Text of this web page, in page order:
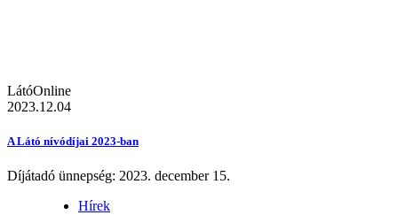
LátóOnline
2023.12.04
A Látó nívódíjai 2023-ban
Díjátadó ünnepség: 2023. december 15.
Hírek